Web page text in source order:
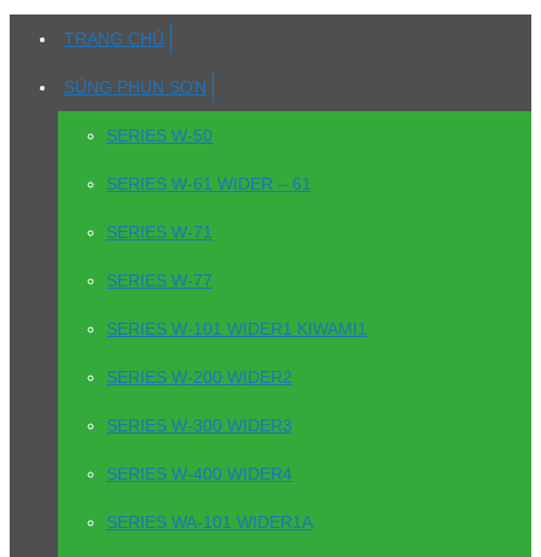
TRANG CHỦ
SÚNG PHUN SƠN
SERIES W-50
SERIES W-61 WIDER – 61
SERIES W-71
SERIES W-77
SERIES W-101 WIDER1 KIWAMI1
SERIES W-200 WIDER2
SERIES W-300 WIDER3
SERIES W-400 WIDER4
SERIES WA-101 WIDER1A